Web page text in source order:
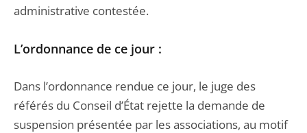
administrative contestée.
L’ordonnance de ce jour :
Dans l’ordonnance rendue ce jour, le juge des
référés du Conseil d’État rejette la demande de
suspension présentée par les associations, au motif